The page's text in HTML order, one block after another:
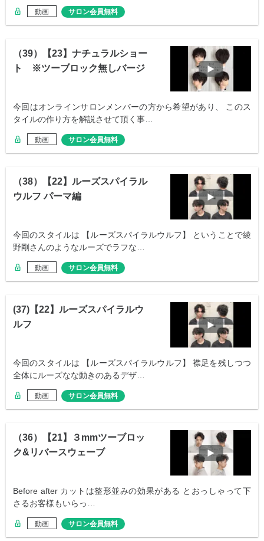
動画 サロン会員無料
（39）【23】ナチュラルショー
ト ※ツーブロック無しバージ
今回はオンラインサロンメンバーの方から希望があり、 このス
タイルの作り方を解説させて頂く事…
動画 サロン会員無料
（38）【22】ルーズスパイラル
ウルフ パーマ編
今回のスタイルは 【ルーズスパイラルウルフ】 ということで綾
野剛さんのようなルーズでラフな…
動画 サロン会員無料
(37)【22】ルーズスパイラルウ
ルフ
今回のスタイルは 【ルーズスパイラルウルフ】 襟足を残しつつ
全体にルーズなな動きのあるデザ…
動画 サロン会員無料
（36）【21】３mmツーブロッ
ク&リバースウェーブ
Before after カットは整形並みの効果がある とおっしゃって下
さるお客様もいらっ…
動画 サロン会員無料